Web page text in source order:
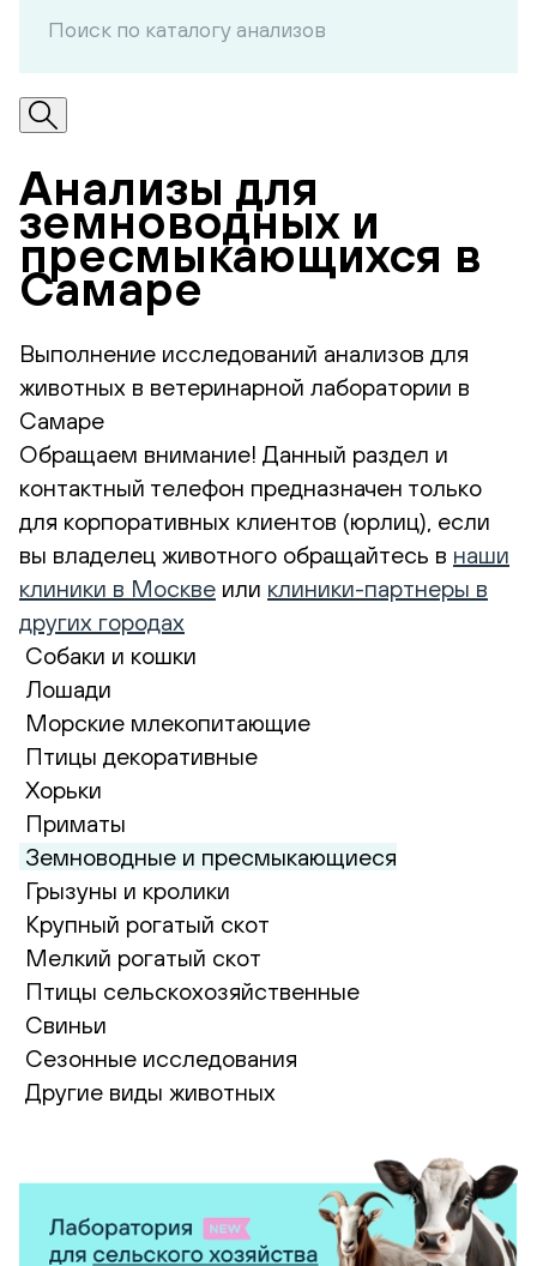
Анализы для
земноводных и
пресмыкающихся в
Самаре
Выполнение исследований анализов для
животных в ветеринарной лаборатории в
Самаре
Обращаем внимание! Данный раздел и
контактный телефон предназначен только
для корпоративных клиентов (юрлиц), если
вы владелец животного обращайтесь в наши
клиники в Москве или клиники-партнеры в
других городах
Собаки и кошки
Лошади
Морские млекопитающие
Птицы декоративные
Хорьки
Приматы
Земноводные и пресмыкающиеся
Грызуны и кролики
Крупный рогатый скот
Мелкий рогатый скот
Птицы сельскохозяйственные
Свиньи
Сезонные исследования
Другие виды животных